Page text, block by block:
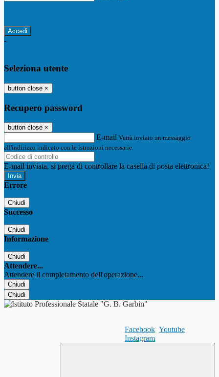
-
Seleziona utente
button close ×
Recupero password
button close ×
E-mail Verrà inviato un messaggio
all'indirizzo indicato con le istruzioni necessarie.
E-mail inviata, si prega di controllare la casella di posta elettronica!
Errore
Chiudi
Successo
Chiudi
Informazione
Chiudi
Attendere...
Attendere il completamento dell'operazione...
Chiudi
Chiudi
Facebook Youtube
Instagram